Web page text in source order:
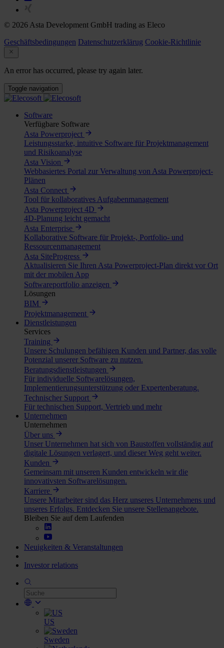
© 2026 Asta Development GmbH trading as Eleco
Geschäftsbedingungen Datenschutzerklärug Cookie-Richtlinie
An error has occurred, please try again later.
Toggle navigation
Software
Verfügbare Software
Asta Powerproject
Leistungsstarke, intuitive Software für Projektmanagement
und Risikoanalyse
Asta Vision
Webbasiertes Portal zur Verwaltung von Asta Powerproject-
Plänen
Asta Connect
Tool für kollaboratives Aufgabenmanagement
Asta Powerproject 4D
4D-Planung leicht gemacht
Asta Enterprise
Kollaborative Software für Projekt-, Portfolio- und
Ressourcenmanagement
Asta SiteProgress
Aktualisieren Sie Ihren Asta Powerproject-Plan direkt vor Ort
mit der mobilen App
Softwareportfolio anzeigen
Lösungen
BIM
Projektmanagement
Dienstleistungen
Services
Training
Unsere Schulungen befähigen Kunden und Partner, das volle
Potenzial unserer Software zu nutzen.
Beratungsdienstleistungen
Für individuelle Softwarelösungen,
Implementierungsunterstützung oder Expertenberatung.
Technischer Support
Für technischen Support, Vertrieb und mehr
Unternehmen
Unternehmen
Über uns
Unser Unternehmen hat sich von Baustoffen vollständig auf
digitale Lösungen verlagert, und dieser Weg geht weiter.
Kunden
Gemeinsam mit unseren Kunden entwickeln wir die
innovativsten Softwarelösungen.
Karriere
Unsere Mitarbeiter sind das Herz unseres Unternehmens und
unseres Erfolgs. Entdecken Sie unsere Stellenangebote.
Bleiben Sie auf dem Laufenden
Neuigkeiten & Veranstaltungen
Investor relations
US
Sweden